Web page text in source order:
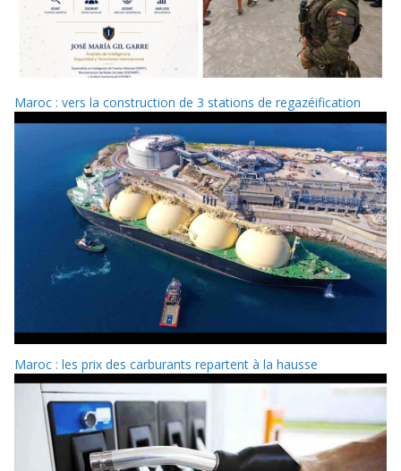
Maroc : vers la construction de 3 stations de regazéification
Maroc : les prix des carburants repartent à la hausse